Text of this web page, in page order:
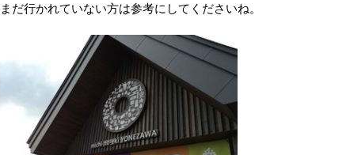
まだ行かれていない方は参考にしてくださいね。